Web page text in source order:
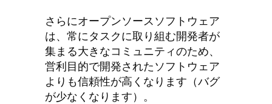
さらにオープンソースソフトウェア
は、常にタスクに取り組む開発者が
集まる大きなコミュニティのため、
営利目的で開発されたソフトウェア
よりも信頼性が高くなります（バグ
が少なくなります）。